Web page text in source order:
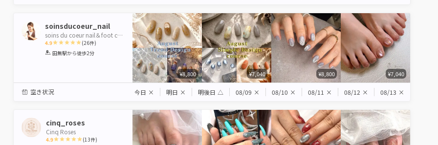
soinsducoeur_nail
soins du coeur nail＆foot care
4.9
1 2 3 4 5
(26件)
田無駅から徒歩2分
¥8,800 ¥7,040 ¥8,800 ¥7,040
空き状況 今日 × 明日 × 明後日 △ 08/09 × 08/10 × 08/11 × 08/12 × 08/13 ×
cinq_roses
Cinq Roses
4.9 (13件)